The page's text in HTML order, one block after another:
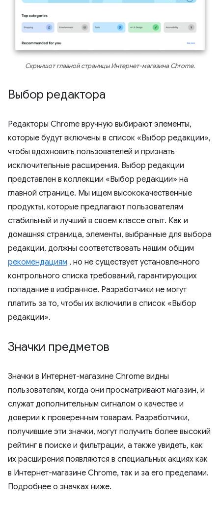
Скриншот главной страницы Интернет-магазина Chrome.
Выбор редактора
Редакторы Chrome вручную выбирают элементы,
которые будут включены в список «Выбор редакции»,
чтобы вдохновить пользователей и признать
исключительные расширения. Выбор редакции
представлен в коллекции «Выбор редакции» на
главной странице. Мы ищем высококачественные
продукты, которые предлагают пользователям
стабильный и лучший в своем классе опыт. Как и
домашняя страница, элементы, выбранные для выбора
редакции, должны соответствовать нашим общим
рекомендациям , но не существует установленного
контрольного списка требований, гарантирующих
попадание в избранное. Разработчики не могут
платить за то, чтобы их включили в список «Выбор
редакции».
Значки предметов
Значки в Интернет-магазине Chrome видны
пользователям, когда они просматривают магазин, и
служат дополнительным сигналом о качестве и
доверии к проверенным товарам. Разработчики,
получившие эти значки, могут получить более высокий
рейтинг в поиске и фильтрации, а также увидеть, как
их расширения появляются в специальных акциях как
в Интернет-магазине Chrome, так и за его пределами.
Подробнее о значках ниже.